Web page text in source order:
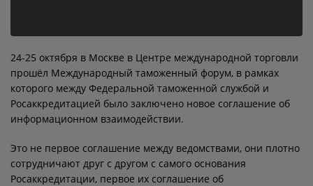
24-25 октября в Москве в Центре международной торговли
прошёл Международный таможенный форум, в рамках
которого между Федеральной таможенной службой и
Росаккредитацией было заключено новое соглашение об
информационном взаимодействии.
Это не первое соглашение между ведомствами, они плотно
сотрудничают друг с другом с самого основания
Росаккредитации, первое их соглашение об